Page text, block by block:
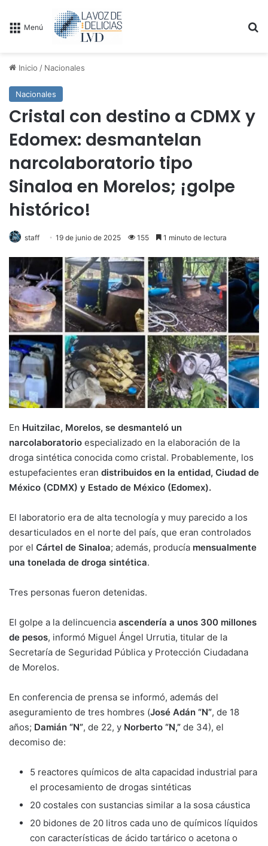
Menú
Inicio / Nacionales
Nacionales
Cristal con destino a CDMX y
Edomex: desmantelan
narcolaboratorio tipo
Sinaloa en Morelos; ¡golpe
histórico!
staff 19 de junio de 2025 155 1 minuto de lectura
En Huitzilac, Morelos, se desmanteló un
narcolaboratorio especializado en la elaboración de la
droga sintética conocida como cristal. Probablemente, los
estupefacientes eran distribuidos en la entidad, Ciudad de
México (CDMX) y Estado de México (Edomex).
El laboratorio era de alta tecnología y muy parecido a los
desarticulados en el norte del país, que eran controlados
por el Cártel de Sinaloa; además, producía mensualmente
una tonelada de droga sintética.
Tres personas fueron detenidas.
El golpe a la delincuencia ascendería a unos 300 millones
de pesos, informó Miguel Ángel Urrutia, titular de la
Secretaría de Seguridad Pública y Protección Ciudadana
de Morelos.
En conferencia de prensa se informó, además del
aseguramiento de tres hombres (José Adán “N”, de 18
años; Damián “N”, de 22, y Norberto “N,” de 34), el
decomiso de:
5 reactores químicos de alta capacidad industrial para
el procesamiento de drogas sintéticas
20 costales con sustancias similar a la sosa cáustica
20 bidones de 20 litros cada uno de químicos líquidos
con características de ácido tartárico o acetona o